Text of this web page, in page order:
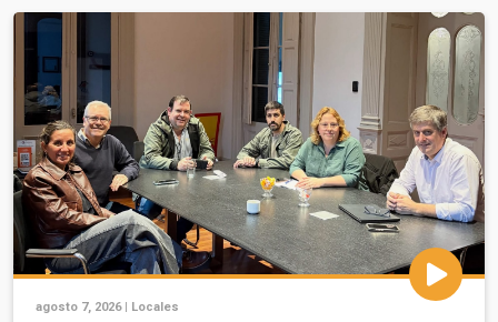
agosto 7, 2026 | Locales